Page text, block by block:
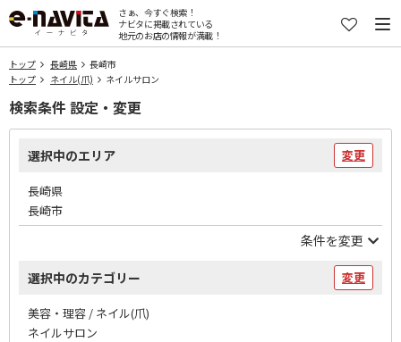
さぁ、今すぐ検索！
ナビタに掲載されている
地元のお店の情報が満載！
トップ 長崎県
長崎市
トップ
ネイル(爪) ネイルサロン
検索条件 設定・変更
選択中のエリア 変更
長崎県
長崎市
条件を変更
選択中のカテゴリー 変更
美容・理容 / ネイル(爪)
ネイルサロン